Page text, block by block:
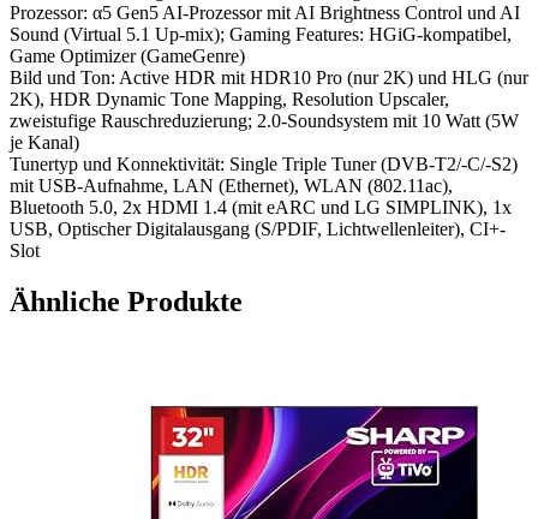
Prozessor: α5 Gen5 AI-Prozessor mit AI Brightness Control und AI
Sound (Virtual 5.1 Up-mix); Gaming Features: HGiG-kompatibel,
Game Optimizer (GameGenre)
Bild und Ton: Active HDR mit HDR10 Pro (nur 2K) und HLG (nur
2K), HDR Dynamic Tone Mapping, Resolution Upscaler,
zweistufige Rauschreduzierung; 2.0-Soundsystem mit 10 Watt (5W
je Kanal)
Tunertyp und Konnektivität: Single Triple Tuner (DVB-T2/-C/-S2)
mit USB-Aufnahme, LAN (Ethernet), WLAN (802.11ac),
Bluetooth 5.0, 2x HDMI 1.4 (mit eARC und LG SIMPLINK), 1x
USB, Optischer Digitalausgang (S/PDIF, Lichtwellenleiter), CI+-
Slot
Ähnliche Produkte